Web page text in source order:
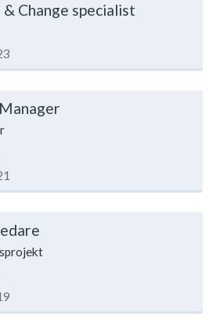
Change specialist